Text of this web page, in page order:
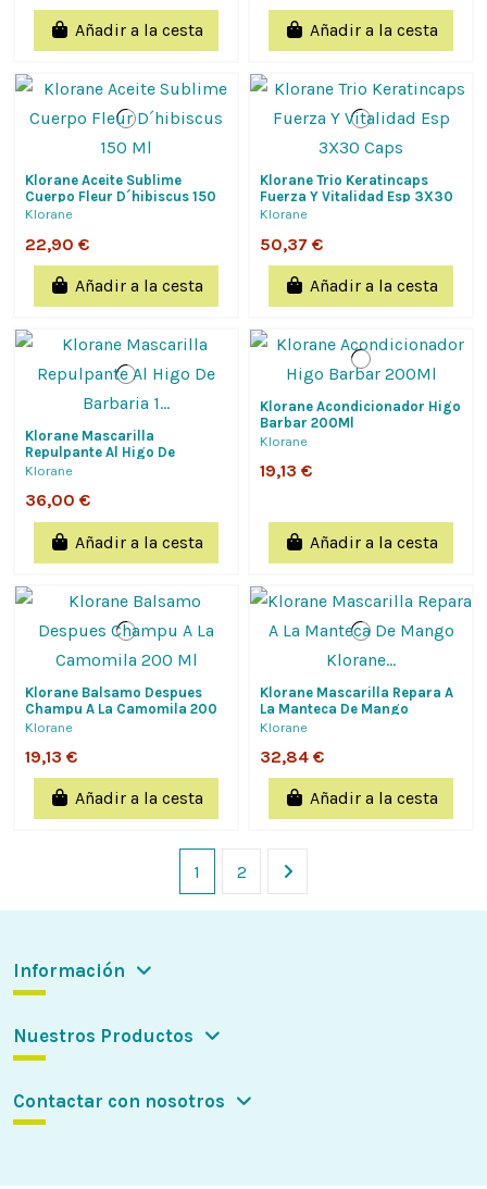
Añadir a la cesta Añadir a la cesta
Klorane Aceite Sublime
Cuerpo Fleur D´hibiscus 150
Ml
Klorane
22,90 €
Añadir a la cesta
Klorane Trio Keratincaps
Fuerza Y Vitalidad Esp 3X30
Caps
Klorane
50,37 €
Añadir a la cesta
Klorane Mascarilla
Repulpante Al Higo De
Barbaria 1 Envase 250 Ml
Klorane
36,00 €
Añadir a la cesta
Klorane Acondicionador Higo
Barbar 200Ml
Klorane
19,13 €
Añadir a la cesta
Klorane Balsamo Despues
Champu A La Camomila 200
Ml
Klorane
19,13 €
Añadir a la cesta
Klorane Mascarilla Repara A
La Manteca De Mango
Klorane 150 Ml
Klorane
32,84 €
Añadir a la cesta
1 2
Información
Nuestros Productos
Contactar con nosotros